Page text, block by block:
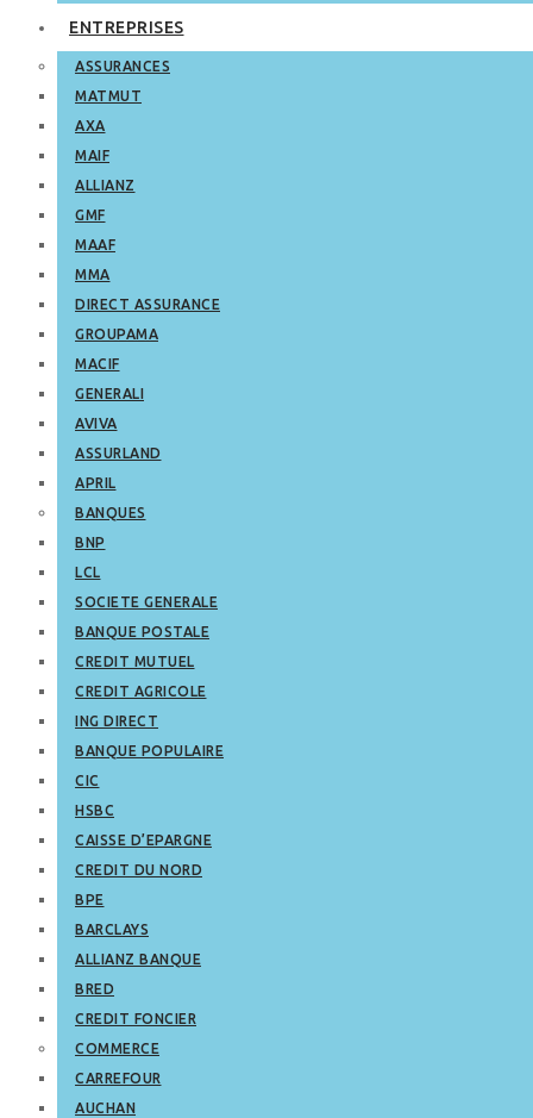
ENTREPRISES
ASSURANCES
MATMUT
AXA
MAIF
ALLIANZ
GMF
MAAF
MMA
DIRECT ASSURANCE
GROUPAMA
MACIF
GENERALI
AVIVA
ASSURLAND
APRIL
BANQUES
BNP
LCL
SOCIETE GENERALE
BANQUE POSTALE
CREDIT MUTUEL
CREDIT AGRICOLE
ING DIRECT
BANQUE POPULAIRE
CIC
HSBC
CAISSE D’EPARGNE
CREDIT DU NORD
BPE
BARCLAYS
ALLIANZ BANQUE
BRED
CREDIT FONCIER
COMMERCE
CARREFOUR
AUCHAN